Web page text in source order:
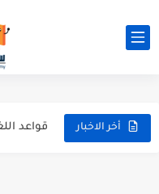
أخر الاخبار